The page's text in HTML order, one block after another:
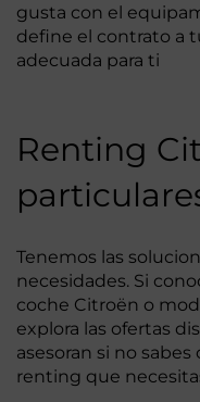
gusta con el
define el contrato a
adecuada para ti
Renting
Tenemos las
necesidades. Si
coche Citroën o
explora las ofertas
asesoran si no
renting que